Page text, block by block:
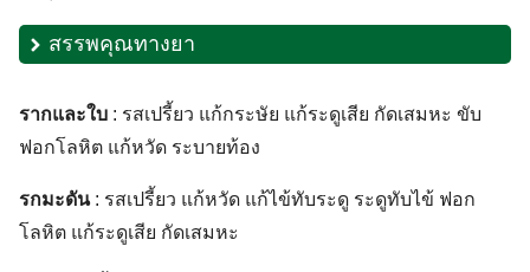
สรรพคุณทางยา
รากและใบ : รสเปรี้ยว แก้กระษัย แก้ระดูเสีย กัดเสมหะ ขับ
ฟอกโลหิต แก้หวัด ระบายท้อง
รกมะดัน: รสเปรี้ยว แก้หวัด แก้ไข้ทับระดู ระดูทับไข้ ฟอก
โลหิต แก้ระดูเสีย กัดเสมหะ